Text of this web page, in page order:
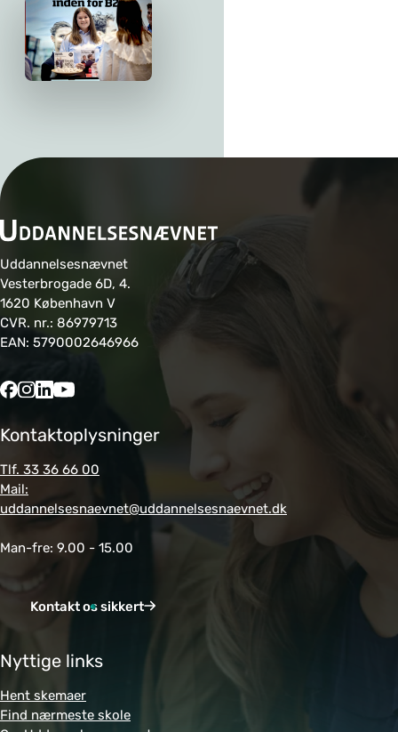
Uddannelsesnævnet
Vesterbrogade 6D, 4.
1620 København V
CVR. nr.: 86979713
EAN: 5790002646966
Kontaktoplysninger
Tlf. 33 36 66 00
Mail:
uddannelsesnaevnet@uddannelsesnaevnet.dk
Man-fre: 9.00 - 15.00
Kontakt os sikkert
Nyttige links
Hent skemaer
Find nærmeste skole